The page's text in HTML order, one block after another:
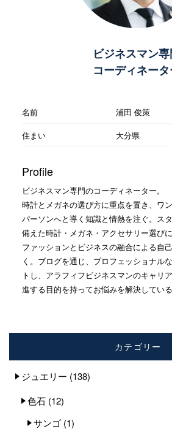
ビジネスマン専
コーディネー
名前
浦田 俊策
住まい
大分県
Profile
ビジネスマン専門のコーディネーター。
時計とメガネの選び方に重点を置き、ワ
パーソンへと導く知識と情熱を注ぐ。ス
備えた時計・メガネ・アクセサリー選び
ファッションとビジネスの融合による自
く。ブログを通じ、プロフェッショナル
トし、アラフィフビジネスマンのキャリ
進する目的を持ってお悩みを解決している
カテゴリー
ジュエリー (138)
色石 (12)
サンゴ (1)